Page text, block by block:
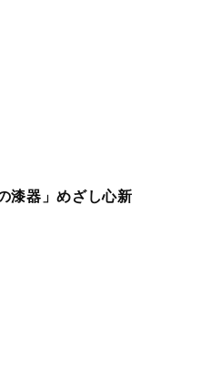
器」めざし心新